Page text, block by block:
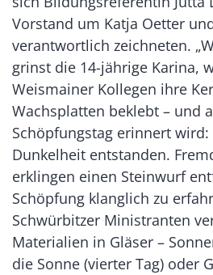
Vorstand um Katja Oetter
verantwortlich zeichneten.
grinst die 14-jährige Karina,
Weismainer Kollegen ihre
Wachsplatten beklebt – und
Schöpfungstag erinnert
Dunkelheit entstanden.
erklingen einen Steinwurf
Schöpfung klanglich zu
Schwürbitzer Ministranten
Materialien in Gläser –
die Sonne (vierter Tag) oder